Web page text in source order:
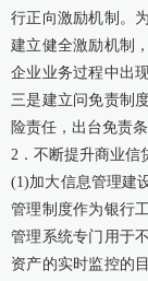
行正向激励机制。
建立健全激励机制
企业业务过程中出
三是建立问免责制
险责任，出台免责
2．不断提升商业信
(1)加大信息管理建
管理制度作为银行
管理系统专门用于
资产的实时监控的